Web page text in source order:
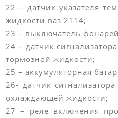
22 – датчик указателя
жидкости ваз 2114;
23 – выключатель
24 – датчик
тормозной жидкости;
25 – аккумуляторная
26- датчик
охлаждающей жидкости;
27 – реле включения